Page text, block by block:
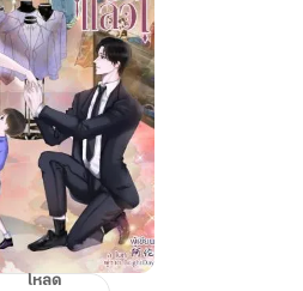
โหลด